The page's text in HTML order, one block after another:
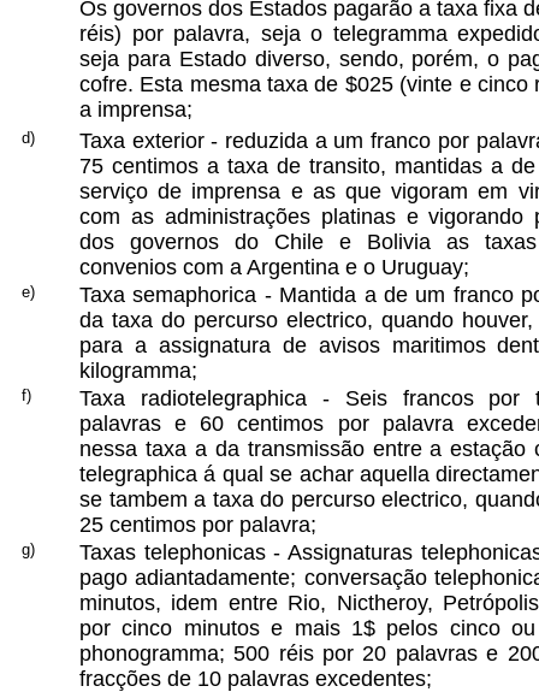
Os governos dos Estados pagarão a taxa fixa
réis) por palavra, seja o telegramma
seja para Estado diverso, sendo, porém, o
cofre. Esta mesma taxa de $025 (vinte e cinco
a imprensa;
d)
Taxa exterior - reduzida a um franco por
75 centimos a taxa de transito, mantidas a
serviço de imprensa e as que vigoram em
com as administrações platinas e vigorando
dos governos do Chile e Bolivia as taxas
convenios com a Argentina e o Uruguay;
e)
Taxa semaphorica - Mantida a de um franco
da taxa do percurso electrico, quando
para a assignatura de avisos maritimos
kilogramma;
f)
Taxa radiotelegraphica - Seis francos por
palavras e 60 centimos por palavra
nessa taxa a da transmissão entre a estação
telegraphica á qual se achar aquella
se tambem a taxa do percurso electrico,
25 centimos por palavra;
g)
Taxas telephonicas - Assignaturas
pago adiantadamente; conversação
minutos, idem entre Rio, Nictheroy,
por cinco minutos e mais 1$ pelos cinco ou
phonogramma; 500 réis por 20 palavras e
fracções de 10 palavras excedentes;